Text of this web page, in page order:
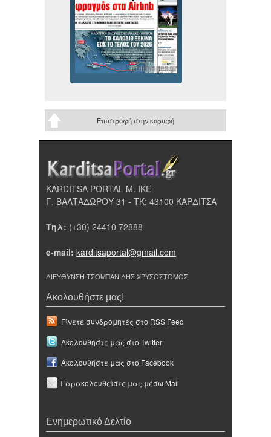
Επιστροφή στην κορυφή
KARDITSA PORTAL Μ. ΙΚΕ
Γ. ΒΑΛΤΑΔΩΡΟΥ 31 - ΤΚ: 43100 ΚΑΡΔΙΤΣΑ
Τηλ: (+30) 24410 72888
e-mail: karditsaportal@gmail.com
ΔΙΕΥΘΥΝΣΗ ΤΣΟΜΠΑΝΙΔΗΣ ΧΡΥΣΟΣΤΟΜΟΣ
Ακολουθήστε μας!
Γίνετε συνδρομητές στο RSS Feed
Ακολουθήστε μας στο Twitter
Ακολουθήστε μας στο Facebook
Παρακολουθείστε μας μέσω Mail
Ενημερωτικό Δελτίο